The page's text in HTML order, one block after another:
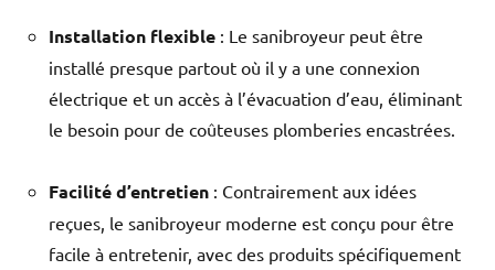
Installation flexible : Le sanibroyeur peut être
installé presque partout où il y a une connexion
électrique et un accès à l’évacuation d’eau, éliminant
le besoin pour de coûteuses plomberies encastrées.
Facilité d’entretien : Contrairement aux idées
reçues, le sanibroyeur moderne est conçu pour être
facile à entretenir, avec des produits spécifiquement